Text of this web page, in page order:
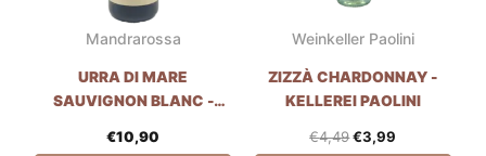
Mandrarossa
URRA DI MARE
SAUVIGNON BLANC -
€10,90
Weinkeller Paolini
ZIZZÀ CHARDONNAY -
KELLEREI PAOLINI
€4,49€3,99